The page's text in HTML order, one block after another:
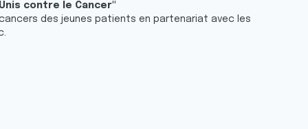
contre le Cancer"
des jeunes patients en partenariat avec les